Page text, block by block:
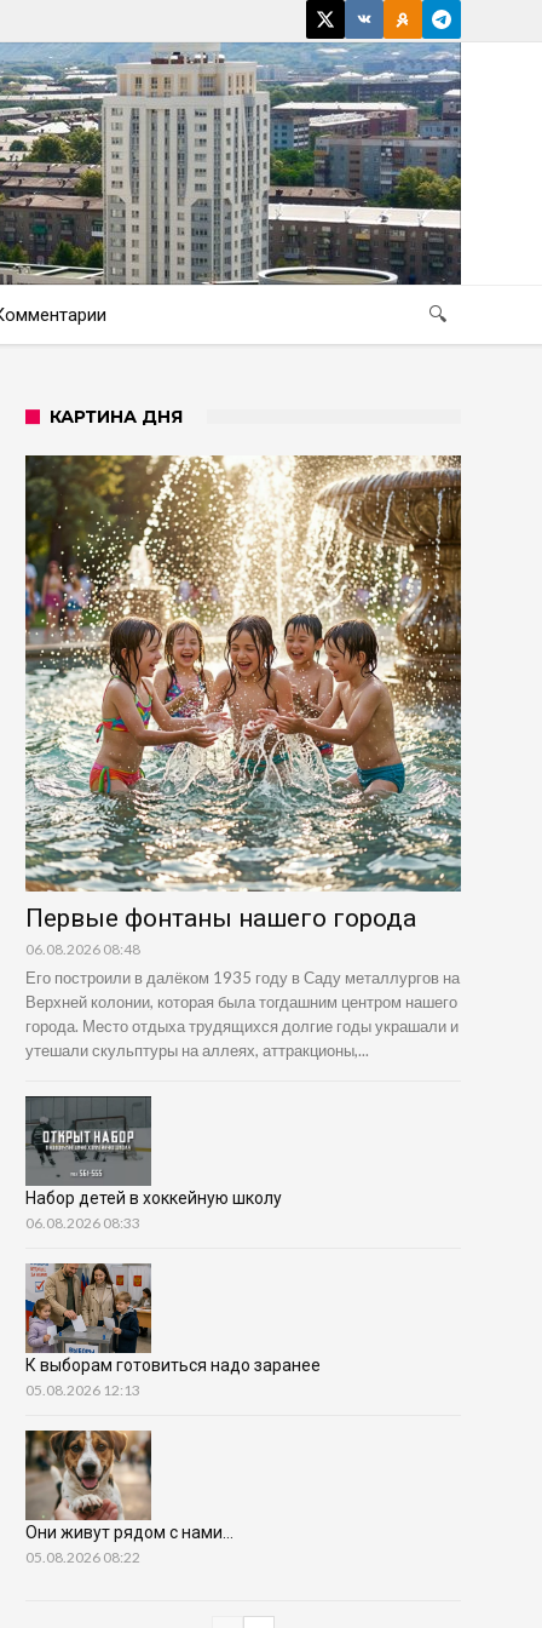
🔍
КАРТИНА ДНЯ
Первые фонтаны нашего города
06.08.2026 08:48
Его построили в далёком 1935 году в Саду металлургов на
Верхней колонии, которая была тогдашним центром нашего
города. Место отдыха трудящихся долгие годы украшали и
утешали скульптуры на аллеях, аттракционы,...
Набор детей в хоккейную школу
06.08.2026 08:33
К выборам готовиться надо заранее
05.08.2026 12:13
Они живут рядом с нами…
05.08.2026 08:22